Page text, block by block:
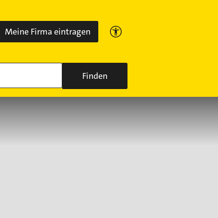
Meine Firma eintragen
Finden